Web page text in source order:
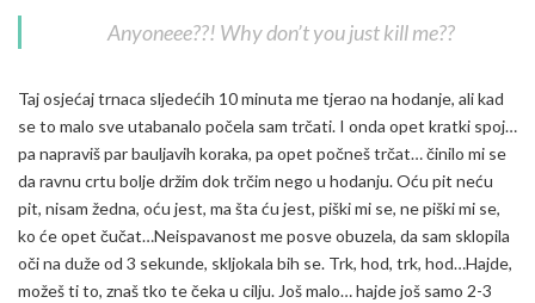
Anyoneee??! Why don’t you just kill me??
Taj osjećaj trnaca sljedećih 10 minuta me tjerao na hodanje, ali kad
se to malo sve utabanalo počela sam trčati. I onda opet kratki spoj…
pa napraviš par bauljavih koraka, pa opet počneš trčat… činilo mi se
da ravnu crtu bolje držim dok trčim nego u hodanju. Oću pit neću
pit, nisam žedna, oću jest, ma šta ću jest, piški mi se, ne piški mi se,
ko će opet čučat…Neispavanost me posve obuzela, da sam sklopila
oči na duže od 3 sekunde, skljokala bih se. Trk, hod, trk, hod…Hajde,
možeš ti to, znaš tko te čeka u cilju. Još malo… hajde još samo 2-3